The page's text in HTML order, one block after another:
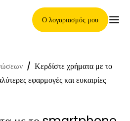
Ο λογαριασμός μου
Σελίδα
/ Κερδίστε χρήματα με το
εφαρμογές και ευκαιρίες